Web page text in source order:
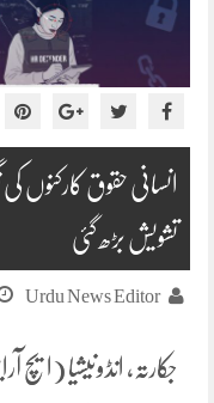
انسانی حقوق کارکنوں
تشویش بڑھ گئی
Urdu News Editor